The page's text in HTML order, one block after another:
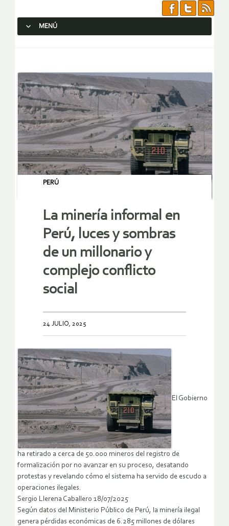
MENÚ
PERÚ
La minería informal en
Perú, luces y sombras
de un millonario y
complejo conflicto
social
24 JULIO, 2025
El Gobierno
ha retirado a cerca de 50.000 mineros del registro de
formalización por no avanzar en su proceso, desatando
protestas y revelando cómo el sistema ha servido de escudo a
operaciones ilegales.
Sergio Llerena Caballero 18/07/2025
Según datos del Ministerio Público de Perú, la minería ilegal
genera pérdidas económicas de 6.285 millones de dólares